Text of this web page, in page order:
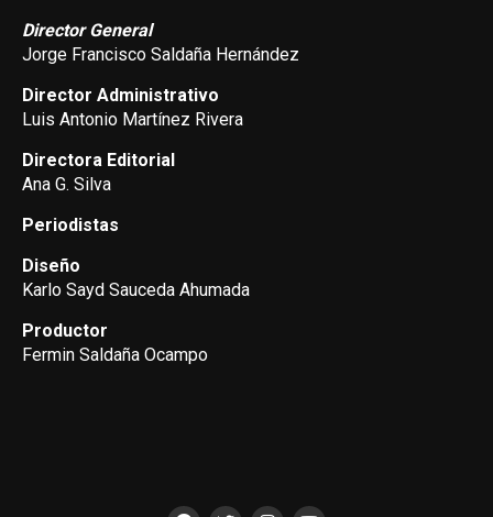
Director General
Jorge Francisco Saldaña Hernández
Director Administrativo
Luis Antonio Martínez Rivera
Directora Editorial
Ana G. Silva
Periodistas
Diseño
Karlo Sayd Sauceda Ahumada
Productor
Fermin Saldaña Ocampo